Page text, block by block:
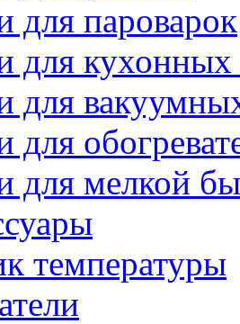
для пароварок
для
для
для
для мелкой
температуры